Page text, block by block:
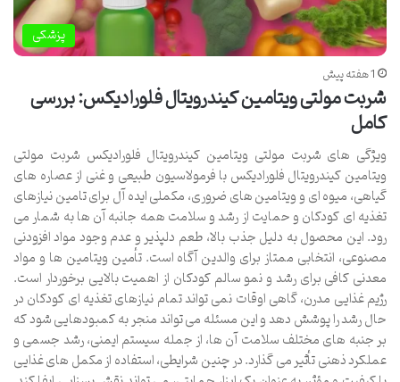
پزشکی
1 هفته پیش
شربت مولتی ویتامین کیندرویتال فلورادیکس: بررسی
کامل
ویژگی های شربت مولتی ویتامین کیندرویتال فلورادیکس شربت مولتی
ویتامین کیندرویتال فلورادیکس با فرمولاسیون طبیعی و غنی از عصاره های
گیاهی، میوه ای و ویتامین های ضروری، مکملی ایده آل برای تامین نیازهای
تغذیه ای کودکان و حمایت از رشد و سلامت همه جانبه آن ها به شمار می
رود. این محصول به دلیل جذب بالا، طعم دلپذیر و عدم وجود مواد افزودنی
مصنوعی، انتخابی ممتاز برای والدین آگاه است. تأمین ویتامین ها و مواد
معدنی کافی برای رشد و نمو سالم کودکان از اهمیت بالایی برخوردار است.
رژیم غذایی مدرن، گاهی اوقات نمی تواند تمام نیازهای تغذیه ای کودکان در
حال رشد را پوشش دهد و این مسئله می تواند منجر به کمبودهایی شود که
بر جنبه های مختلف سلامت آن ها، از جمله سیستم ایمنی، رشد جسمی و
عملکرد ذهنی تأثیر می گذارد. در چنین شرایطی، استفاده از مکمل های غذایی